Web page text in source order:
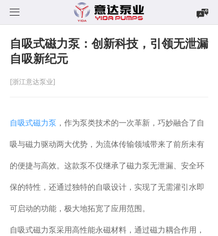
首页
产品中心
磁力泵
MPH系列
不锈钢磁力泵
YDS系列
YDW系列
CQF-Z系列
自吸式耐酸碱泵
YD系列
新闻中心
关于我们
联系我们
自吸式磁力泵：创新科技，引领无泄漏
自吸新纪元
[浙江意达泵业]
自吸式磁力泵 ，作为泵类技术的一次革新，巧妙融合了自
吸与磁力驱动两大优势，为流体传输领域带来了前所未有
的便捷与高效。这款泵不仅继承了磁力泵无泄漏、安全环
保的特性，还通过独特的自吸设计，实现了无需灌引水即
可启动的功能，极大地拓宽了应用范围。
自吸式磁力泵采用高性能永磁材料，通过磁力耦合作用，